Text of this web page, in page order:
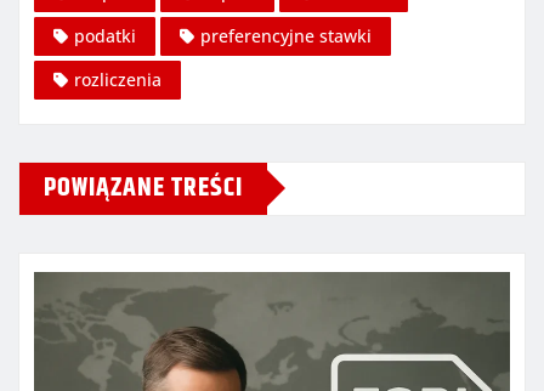
podatki
preferencyjne stawki
rozliczenia
POWIĄZANE TREŚCI